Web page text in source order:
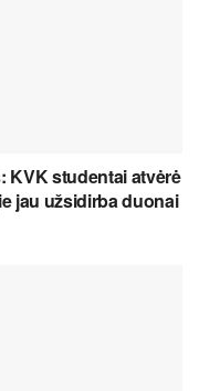
KVK studentai atvėrė
jau užsidirba duonai